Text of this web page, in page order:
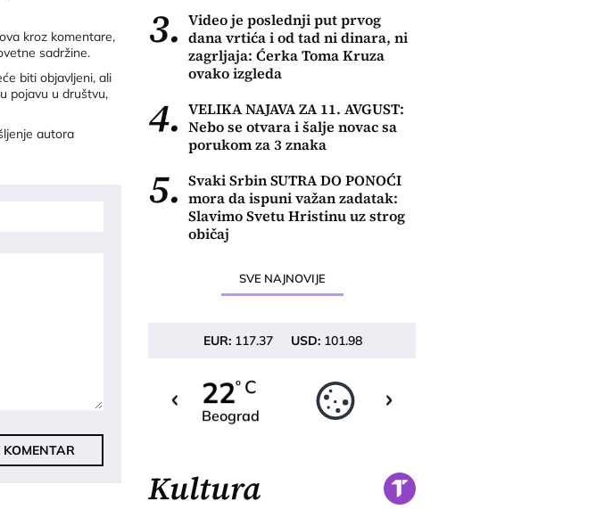
kroz komentare,
sadržine.
biti objavljeni, ali
pojavu u društvu,
autora
KOMENTAR
3. Video je poslednji put prvog
dana vrtića i od tad ni dinara, ni
zagrljaja: Ćerka Toma Kruza
ovako izgleda
4. VELIKA NAJAVA ZA 11. AVGUST:
Nebo se otvara i šalje novac sa
porukom za 3 znaka
5. Svaki Srbin SUTRA DO PONOĆI
mora da ispuni važan zadatak:
Slavimo Svetu Hristinu uz strog
običaj
SVE NAJNOVIJE
EUR: 117.37 USD: 101.98
22o C
Beograd
Kultura